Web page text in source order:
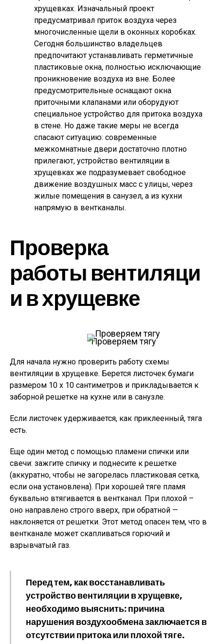
хрущевках. Изначальный проект
предусматривал приток воздуха через
многочисленные щели в оконных коробках.
Сегодня большинство владельцев
предпочитают устанавливать герметичные
пластиковые окна, полностью исключающие
проникновение воздуха из вне. Более
предусмотрительные оснащают окна
приточными клапанами или оборудуют
специальное устройство для притока воздуха
в стене. Но даже такие меры не всегда
спасают ситуацию: современные
межкомнатные двери достаточно плотно
прилегают, устройство вентиляции в
хрущевках же подразумевает свободное
движение воздушных масс с улицы, через
жилые помещения в санузел, а из кухни
напрямую в вентканалы.
Проверка
работы вентиляци
и в хрущевке
Проверяем тягу
Для начала нужно проверить работу схемы
вентиляции в хрущевке. Берется листочек бумаги
размером 10 х 10 сантиметров и прикладывается к
заборной решетке на кухне или в санузле.
Если листочек удерживается, как приклеенный, тяга
есть.
Еще один метод с помощью пламени спички или
свечи: зажгите спичку и поднесите к решетке
(аккуратно, чтобы не загорелась пластиковая сетка,
если она установлена). При хорошей тяге пламя
буквально втягивается в вентканал. При плохой –
оно направлено строго вверх, при обратной —
наклоняется от решетки. Этот метод опасен тем, что в
вентканале может скапливаться горючий и
взрывчатый газ.
Перед тем, как восстанавливать
устройство вентиляции в хрущевке,
необходимо выяснить: причина
нарушения воздухообмена заключается в
отсутствии притока или плохой тяге.